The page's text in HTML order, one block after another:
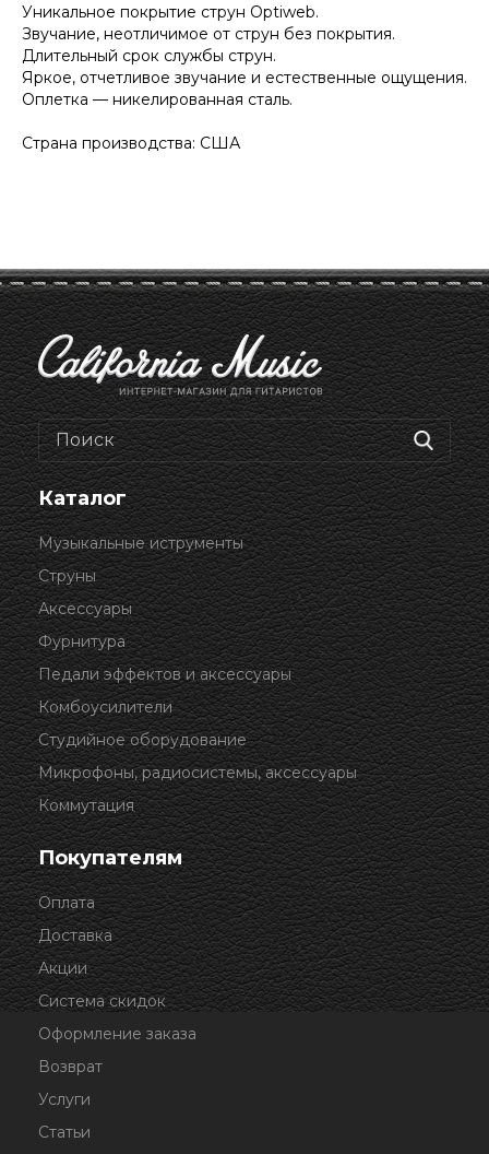
Уникальное покрытие струн Optiweb.
Звучание, неотличимое от струн без покрытия.
Длительный срок службы струн.
Яркое, отчетливое звучание и естественные ощущения.
Оплетка — никелированная сталь.
Страна производства: США
Каталог
Музыкальные иструменты
Струны
Аксессуары
Фурнитура
Педали эффектов и аксессуары
Комбоусилители
Студийное оборудование
Микрофоны, радиосистемы, аксессуары
Коммутация
Покупателям
Оплата
Доставка
Акции
Система скидок
Оформление заказа
Возврат
Услуги
Статьи